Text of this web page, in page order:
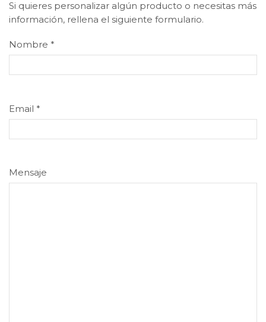
Si quieres personalizar algún producto o necesitas más
información, rellena el siguiente formulario.
Nombre *
Email *
Mensaje